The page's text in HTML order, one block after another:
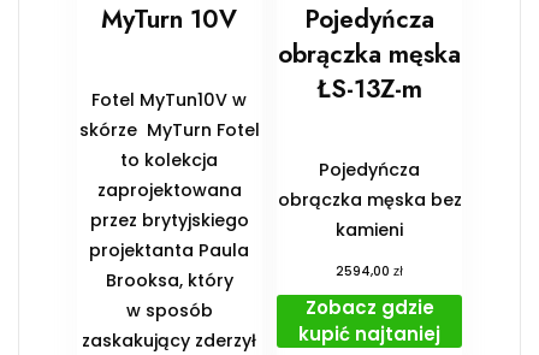
MyTurn 10V
Fotel MyTun10V w
skórze MyTurn Fotel
to kolekcja
zaprojektowana
przez brytyjskiego
projektanta Paula
Brooksa, który
w sposób
zaskakujący zderzył
Pojedyńcza
obrączka męska
ŁS-13Z-m
Pojedyńcza
obrączka męska bez
kamieni
2594,00zł
Zobacz gdzie
kupić najtaniej